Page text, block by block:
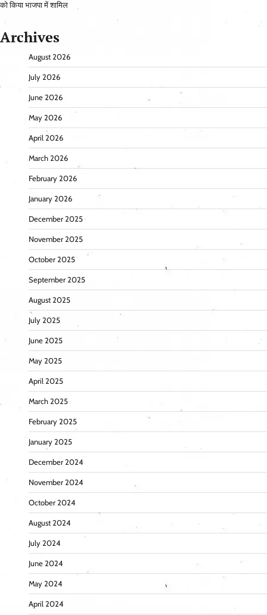
को किया भाजपा में शामिल
Archives
August 2026
July 2026
June 2026
May 2026
April 2026
March 2026
February 2026
January 2026
December 2025
November 2025
October 2025
September 2025
August 2025
July 2025
June 2025
May 2025
April 2025
March 2025
February 2025
January 2025
December 2024
November 2024
October 2024
August 2024
July 2024
June 2024
May 2024
April 2024